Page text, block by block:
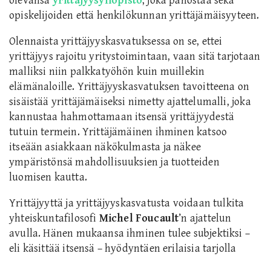
opiskelijoiden että henkilökunnan yrittäjämäisyyteen.
Olennaista yrittäjyyskasvatuksessa on se, ettei
yrittäjyys rajoitu yritystoimintaan, vaan sitä tarjotaan
malliksi niin palkkatyöhön kuin muillekin
elämänaloille. Yrittäjyyskasvatuksen tavoitteena on
sisäistää yrittäjämäiseksi nimetty ajattelumalli, joka
kannustaa hahmottamaan itsensä yrittäjyydestä
tutuin termein. Yrittäjämäinen ihminen katsoo
itseään asiakkaan näkökulmasta ja näkee
ympäristönsä mahdollisuuksien ja tuotteiden
luomisen kautta.
Yrittäjyyttä ja yrittäjyyskasvatusta voidaan tulkita
yhteiskuntafilosofi Michel Foucault’n ajattelun
avulla. Hänen mukaansa ihminen tulee subjektiksi –
eli käsittää itsensä – hyödyntäen erilaisia tarjolla